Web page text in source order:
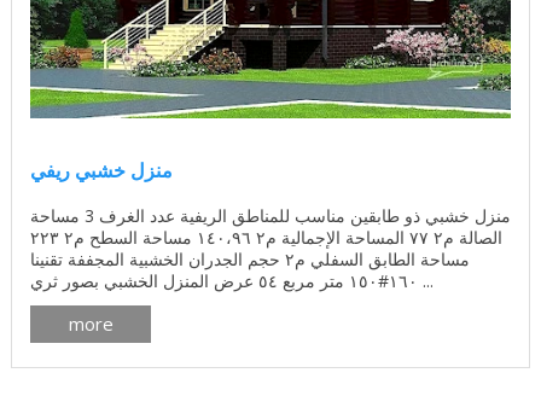
منزل خشبي ريفي
منزل خشبي ذو طابقين مناسب للمناطق الريفية عدد الغرف 3 مساحة
الصالة م٢ ٧٧ المساحة الإجمالية م٢ ١٤٠،٩٦ مساحة السطح م٢ ٢٢٣
مساحة الطابق السفلي م٢ حجم الجدران الخشبية المجففة تقنينا
١٦٠#١٥٠ متر مربع ٥٤ عرض المنزل الخشبي بصور ثري ...
more